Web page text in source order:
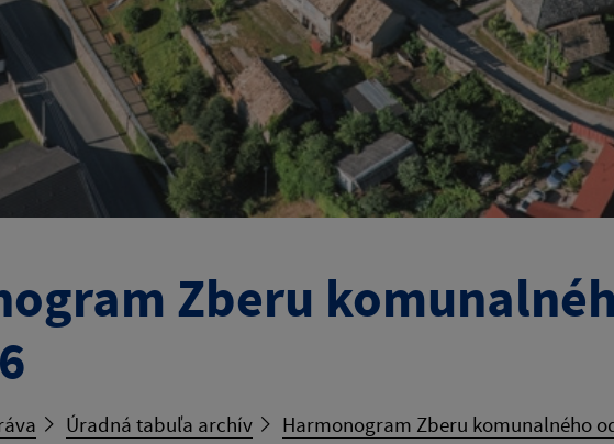
Zberu
Úradná tabuľa archív Harmonogram Zberu komunalného